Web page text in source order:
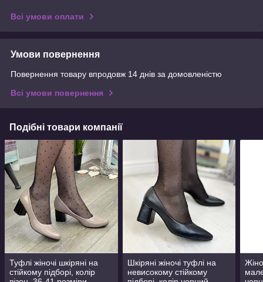
Всі умови оплати
Умови повернення
Повернення товару впродовж 14 днів за домовленістю
Всі умови повернення
Подібні товари компанії
Туфлі жіночі шкіряні на
стійкому підборі, колір
Шкіряні жіночі туфлі на
невисокому стійкому